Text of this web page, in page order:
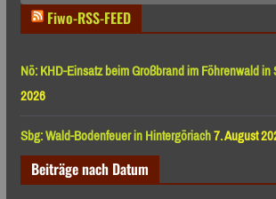
Fiwo-RSS-FEED
Nö: KHD-Einsatz beim Großbrand im Föhrenwald in
2026
Sbg: Wald-Bodenfeuer in Hintergöriach7. August
Beiträge nach Datum